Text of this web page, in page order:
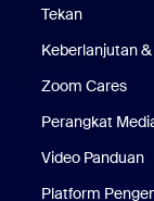
Tekan
Keberlanjutan &
Zoom Cares
Perangkat
Video Panduan
Platform